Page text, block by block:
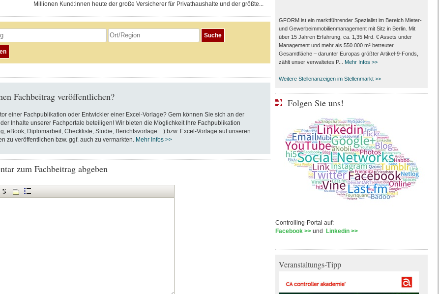
Millionen Kund:innen heute der große Versicherer für Privathaushalte und der größte...
Fachbeitrag veröffentlichen?
einer Fachpublikation oder Entwickler einer Excel-Vorlage? Gern können Sie sich an der
Inhalte unserer Fachportale beteiligen! Wir bieten die Möglichkeit Ihre Fachpublikation
eBook, Diplomarbeit, Checkliste, Studie, Berichtsvorlage ...) bzw. Excel-Vorlage auf unseren
zu veröffentlichen bzw. ggf. auch zu vermarkten. Mehr Infos >>
zum Fachbeitrag abgeben
GFORM ist ein marktführender Spezialist im Bereich Mieter-
und Gewerbeimmobilienmanagement mit Sitz in Berlin. Mit
über 15 Jahren Erfahrung, ca. 1,35 Mrd. € Assets under
Management und mehr als 550.000 m² betreuter
Gesamtfläche – darunter Europas größter Artikel-9-Fonds,
zählt unser verwaltetes P...
Mehr Infos >>
Weitere Stellenanzeigen im Stellenmarkt >>
Folgen Sie uns!
Controlling-Portal auf:
Facebook >>und Linkedin >>
Veranstaltungs-Tipp